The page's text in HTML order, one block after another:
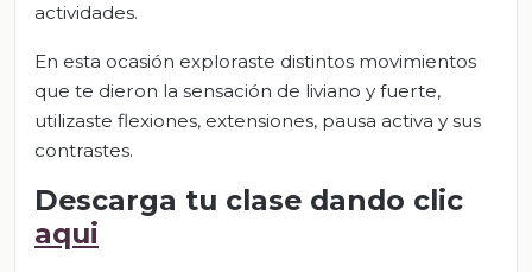
actividades.
En esta ocasión exploraste distintos movimientos
que te dieron la sensación de liviano y fuerte,
utilizaste flexiones, extensiones, pausa activa y sus
contrastes.
Descarga tu clase dando clic
aqui